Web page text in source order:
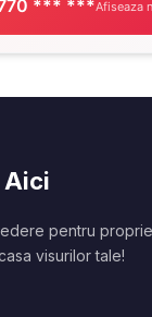
*** ***Afiseaza
Aici
pentru
visurilor tale!